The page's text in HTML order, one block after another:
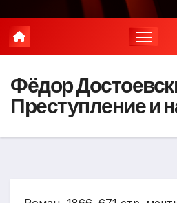
Фёдор
Преступление и